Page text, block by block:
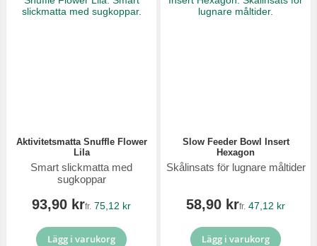
Aktivitetsmatta Snuffle Flower
Lila
Smart slickmatta med
sugkoppar
93,90 krfr. 75,12 kr
Lägg i varukorg
Slow Feeder Bowl Insert
Hexagon
Skålinsats för lugnare måltider
58,90 krfr. 47,12 kr
Lägg i varukorg